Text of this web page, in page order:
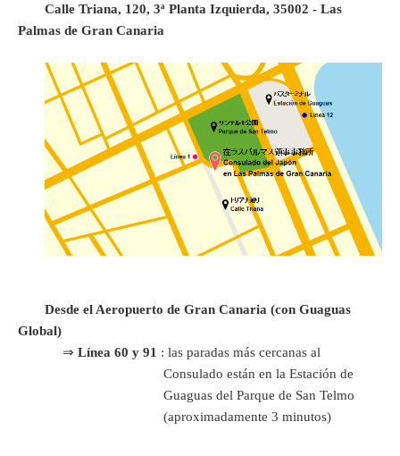
Calle Triana, 120, 3ª Planta Izquierda, 35002 - Las
Palmas de Gran Canaria
Desde el Aeropuerto de Gran Canaria (con Guaguas
Global)
⇒ Línea 60 y 91 : las paradas más cercanas al
Consulado están en la Estación de
Guaguas del Parque de San Telmo
(aproximadamente 3 minutos)